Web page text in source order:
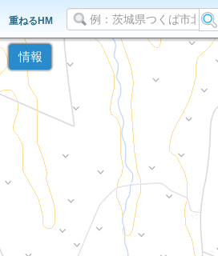
重ねるHM
情報